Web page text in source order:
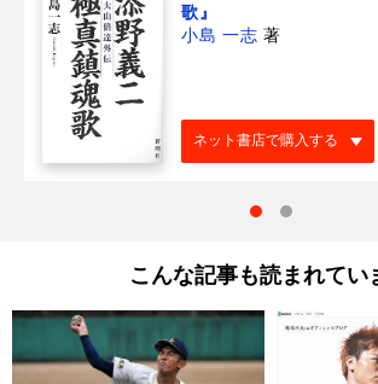
歌』
小島 一志 著
ネット書店で購入する
こんな記事も読まれてい